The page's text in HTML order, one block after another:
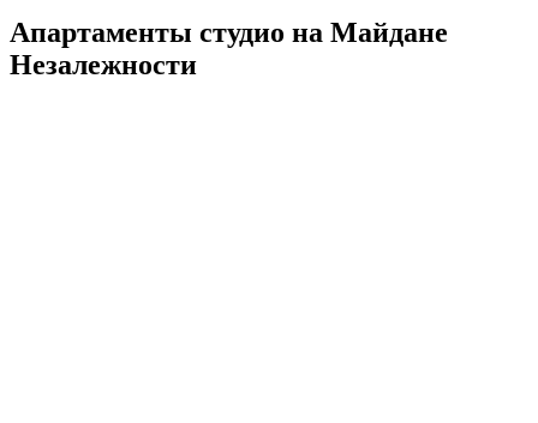
Апартаменты студио на Майдане
Незалежности